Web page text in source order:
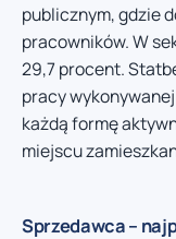
publicznym, gdzie
pracowników. W
29,7 procent.
pracy
każdą formę
miejscu
Sprzedawca –